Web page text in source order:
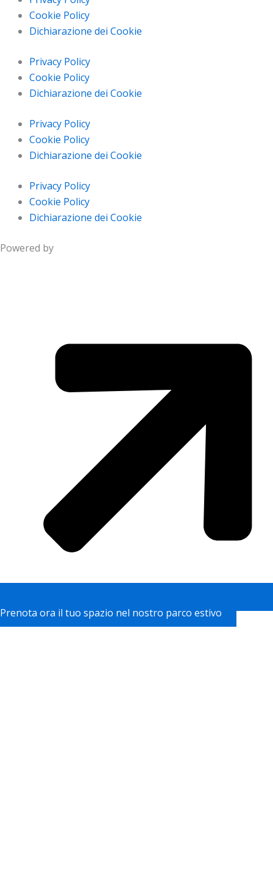
Cookie Policy
Dichiarazione dei Cookie
Privacy Policy
Cookie Policy
Dichiarazione dei Cookie
Privacy Policy
Cookie Policy
Dichiarazione dei Cookie
Privacy Policy
Cookie Policy
Dichiarazione dei Cookie
Powered by
Prenota ora il tuo spazio nel nostro parco estivo